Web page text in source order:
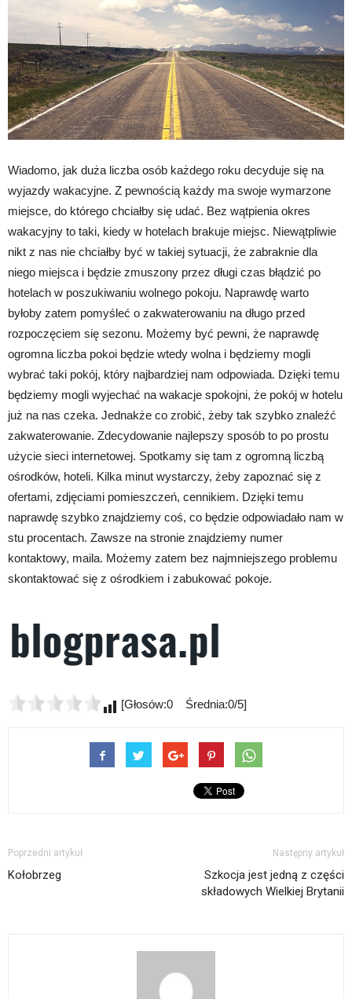
Wiadomo, jak duża liczba osób każdego roku decyduje się na
wyjazdy wakacyjne. Z pewnością każdy ma swoje wymarzone
miejsce, do którego chciałby się udać. Bez wątpienia okres
wakacyjny to taki, kiedy w hotelach brakuje miejsc. Niewątpliwie
nikt z nas nie chciałby być w takiej sytuacji, że zabraknie dla
niego miejsca i będzie zmuszony przez długi czas błądzić po
hotelach w poszukiwaniu wolnego pokoju. Naprawdę warto
byłoby zatem pomyśleć o zakwaterowaniu na długo przed
rozpoczęciem się sezonu. Możemy być pewni, że naprawdę
ogromna liczba pokoi będzie wtedy wolna i będziemy mogli
wybrać taki pokój, który najbardziej nam odpowiada. Dzięki temu
będziemy mogli wyjechać na wakacje spokojni, że pokój w hotelu
już na nas czeka. Jednakże co zrobić, żeby tak szybko znaleźć
zakwaterowanie. Zdecydowanie najlepszy sposób to po prostu
użycie sieci internetowej. Spotkamy się tam z ogromną liczbą
ośrodków, hoteli. Kilka minut wystarczy, żeby zapoznać się z
ofertami, zdjęciami pomieszczeń, cennikiem. Dzięki temu
naprawdę szybko znajdziemy coś, co będzie odpowiadało nam w
stu procentach. Zawsze na stronie znajdziemy numer
kontaktowy, maila. Możemy zatem bez najmniejszego problemu
skontaktować się z ośrodkiem i zabukować pokoje.
[Głosów:0 Średnia:0/5]
Poprzedni artykuł
Kołobrzeg
Następny artykuł
Szkocja jest jedną z części
składowych Wielkiej Brytanii